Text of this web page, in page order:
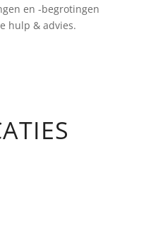
en -begrotingen
hulp & advies.